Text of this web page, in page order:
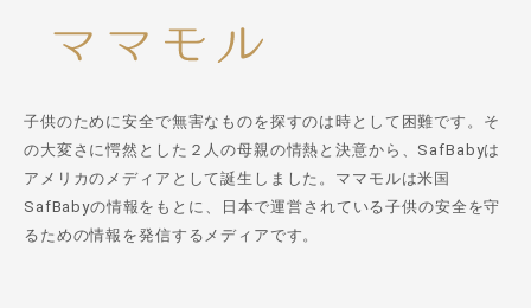
子供のために安全で無害なものを探すのは時として困難です。そ
の大変さに愕然とした２人の母親の情熱と決意から、SafBabyは
アメリカのメディアとして誕生しました。ママモルは米国
SafBabyの情報をもとに、日本で運営されている子供の安全を守
るための情報を発信するメディアです。